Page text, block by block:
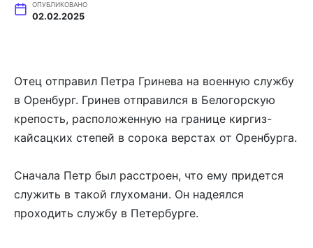
ОПУБЛИКОВАНО
02.02.2025
Отец отправил Петра Гринева на военную службу
в Оренбург. Гринев отправился в Белогорскую
крепость, расположенную на границе киргиз-
кайсацких степей в сорока верстах от Оренбурга.
Сначала Петр был расстроен, что ему придется
служить в такой глухомани. Он надеялся
проходить службу в Петербурге.